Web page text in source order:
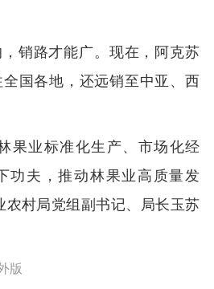
销路才能广。现在，阿克苏
国各地，还远销至中亚、西
果业标准化生产、市场化经
功夫，推动林果业高质量发
农村局党组副书记、局长玉苏
版